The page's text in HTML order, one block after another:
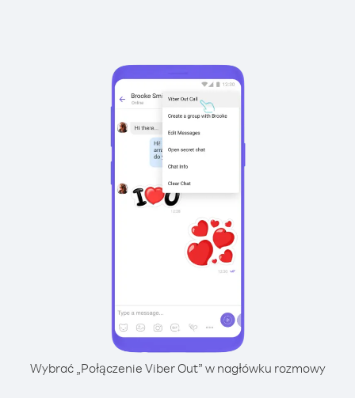
Wybrać „Połączenie Viber Out” w nagłówku rozmowy